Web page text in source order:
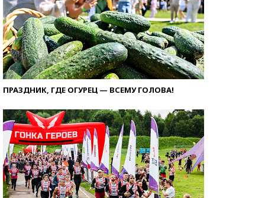
ПРАЗДНИК, ГДЕ ОГУРЕЦ — ВСЕМУ ГОЛОВА!